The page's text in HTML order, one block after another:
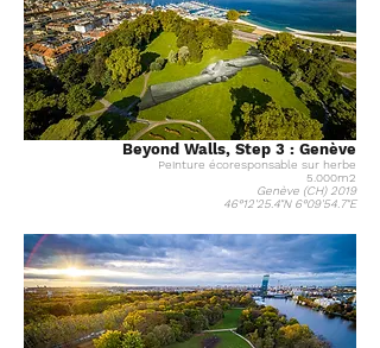
Beyond Walls, Step 3 : Genève
Peinture écoresponsable sur herbe
5.000m2
Genève (CH) 2019
46°12'25.4"N 6°09'54.7"E